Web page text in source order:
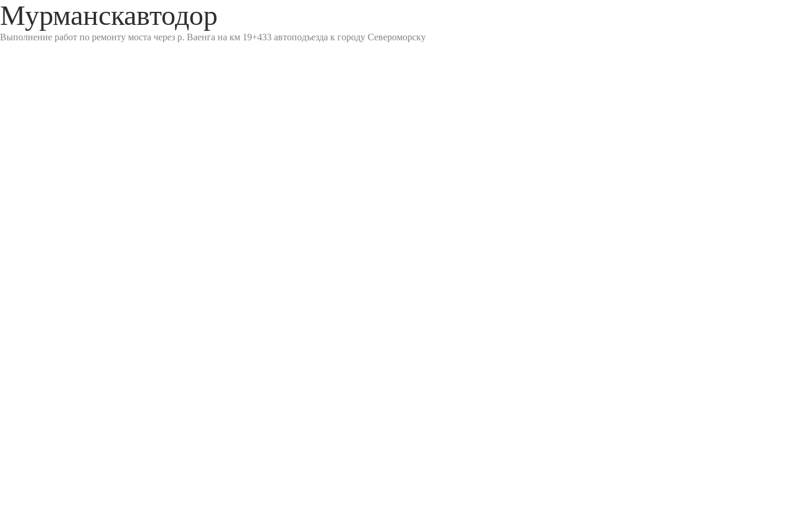
Мурманскавтодор
Выполнение работ по ремонту моста через р. Ваенга на км 19+433 автоподъезда к городу Североморску